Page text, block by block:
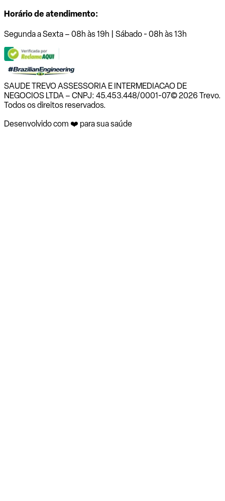
Horário de atendimento:
Segunda a Sexta – 08h às 19h | Sábado - 08h às 13h
SAUDE TREVO ASSESSORIA E INTERMEDIACAO DE
NEGOCIOS LTDA – CNPJ: 45.453.448/0001-07© 2026 Trevo.
Todos os direitos reservados.
Desenvolvido com ❤️ para sua saúde